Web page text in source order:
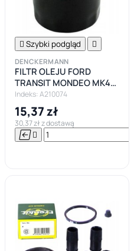


 Szybki podgląd 
DENCKERMANN
FILTR OLEJU FORD
TRANSIT MONDEO MK4
FOCUS I II VOLVO 2.0 2.2
TDCI
Indeks: A210074
15,37 zł
30,37 zł z dostawą
 